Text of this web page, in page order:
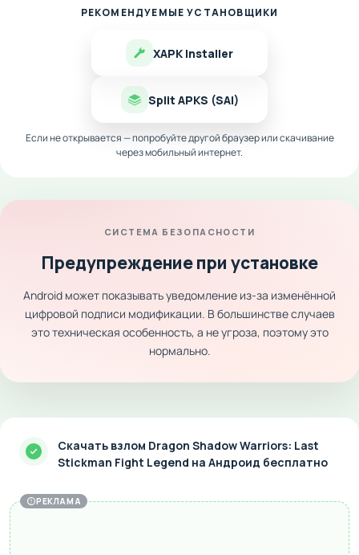
РЕКОМЕНДУЕМЫЕ УСТАНОВЩИКИ
XAPK Installer
Split APKS (SAI)
Если не открывается — попробуйте другой браузер или скачивание
через мобильный интернет.
СИСТЕМА БЕЗОПАСНОСТИ
Предупреждение при установке
Android может показывать уведомление из-за изменённой
цифровой подписи модификации. В большинстве случаев
это техническая особенность, а не угроза, поэтому это
нормально.
Скачать взлом Dragon Shadow Warriors: Last
Stickman Fight Legend на Андроид бесплатно
РЕКЛАМА